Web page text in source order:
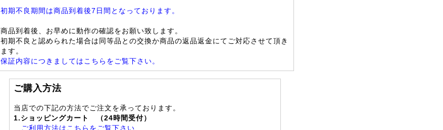
初期不良期間は商品到着後7日間となっております。
商品到着後、お早めに動作の確認をお願い致します。
初期不良と認められた場合は同等品との交換か商品の返品返金にてご対応させて頂き
ます。
保証内容につきましてはこちらをご覧下さい。
ご購入方法
当店での下記の方法でご注文を承っております。
1.ショッピングカート （24時間受付）
ご利用方法はこちらをご覧下さい